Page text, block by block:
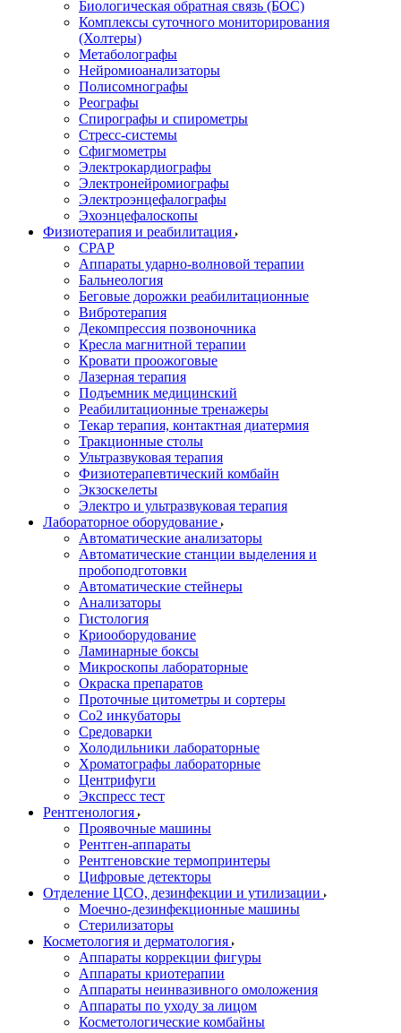
Биологическая обратная связь (БОС)
Комплексы суточного мониторирования
(Холтеры)
Метаболографы
Нейромиоанализаторы
Полисомнографы
Реографы
Спирографы и спирометры
Стресс-системы
Сфигмометры
Электрокардиографы
Электронейромиографы
Электроэнцефалографы
Эхоэнцефалоскопы
Физиотерапия и реабилитация
CPAP
Аппараты ударно-волновой терапии
Бальнеология
Беговые дорожки реабилитационные
Вибротерапия
Декомпрессия позвоночника
Кресла магнитной терапии
Кровати проожоговые
Лазерная терапия
Подъемник медицинский
Реабилитационные тренажеры
Текар терапия, контактная диатермия
Тракционные столы
Ультразвуковая терапия
Физиотерапевтический комбайн
Экзоскелеты
Электро и ультразвуковая терапия
Лабораторное оборудование
Автоматические анализаторы
Автоматические станции выделения и
пробоподготовки
Автоматические стейнеры
Анализаторы
Гистология
Криооборудование
Ламинарные боксы
Микроскопы лабораторные
Окраска препаратов
Проточные цитометры и сортеры
Со2 инкубаторы
Средоварки
Холодильники лабораторные
Хроматографы лабораторные
Центрифуги
Экспресс тест
Рентгенология
Проявочные машины
Рентген-аппараты
Рентгеновские термопринтеры
Цифровые детекторы
Отделение ЦСО, дезинфекции и утилизации
Моечно-дезинфекционные машины
Стерилизаторы
Косметология и дерматология
Аппараты коррекции фигуры
Аппараты криотерапии
Аппараты неинвазивного омоложения
Аппараты по уходу за лицом
Косметологические комбайны